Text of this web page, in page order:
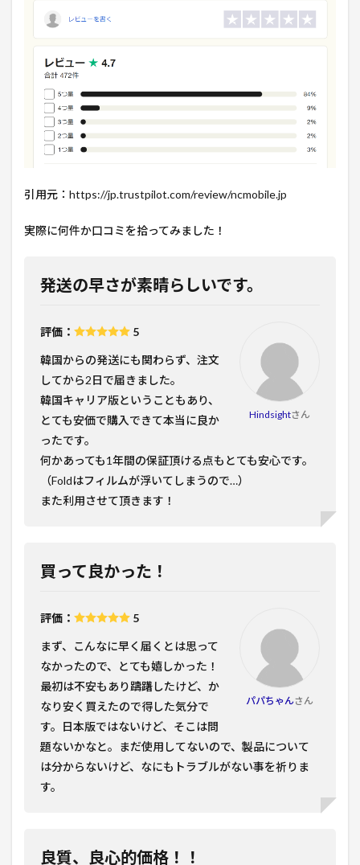
引用元：https://jp.trustpilot.com/review/ncmobile.jp
実際に何件か口コミを拾ってみました！
発送の早さが素晴らしいです。
Hindsightさん
評価： 5
韓国からの発送にも関わらず、注文
してから2日で届きました。
韓国キャリア版ということもあり、
とても安価で購入できて本当に良か
ったです。
何かあっても1年間の保証頂ける点もとても安心です。
（Foldはフィルムが浮いてしまうので…）
また利用させて頂きます！
買って良かった！
パパちゃんさん
評価： 5
まず、こんなに早く届くとは思って
なかったので、とても嬉しかった！
最初は不安もあり躊躇したけど、か
なり安く買えたので得した気分で
す。日本版ではないけど、そこは問
題ないかなと。まだ使用してないので、製品について
は分からないけど、なにもトラブルがない事を祈りま
す。
良質、良心的価格！！